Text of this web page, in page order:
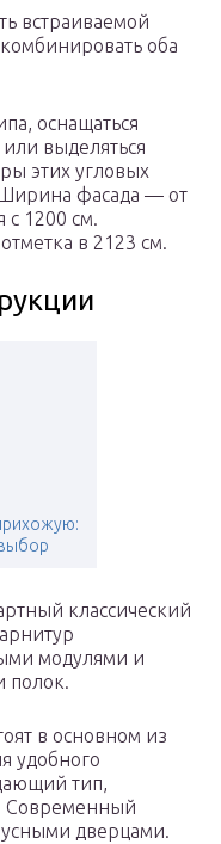
встраиваемой
оба
оснащаться
выделяться
этих угловых
фасада — от
с 1200 см.
в 2123 см.
классический
модулями и
полок.
в основном из
удобного
тип,
Современный
дверцами.